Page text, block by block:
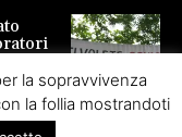
la sopravvivenza
la follia mostrandoti